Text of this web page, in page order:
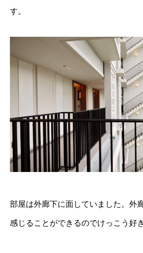
す。
部屋は外廊下に面していました。外
感じることができるのでけっこう好